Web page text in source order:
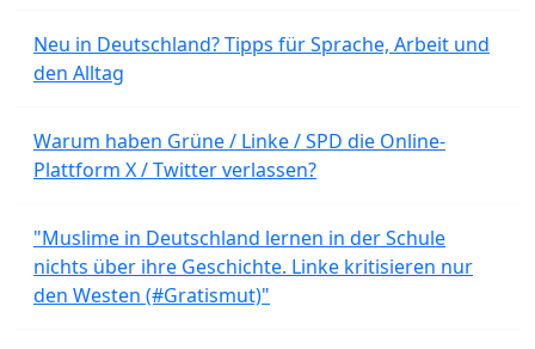
Neu in Deutschland? Tipps für Sprache, Arbeit und
den Alltag
Warum haben Grüne / Linke / SPD die Online-
Plattform X / Twitter verlassen?
"Muslime in Deutschland lernen in der Schule
nichts über ihre Geschichte. Linke kritisieren nur
den Westen (#Gratismut)"